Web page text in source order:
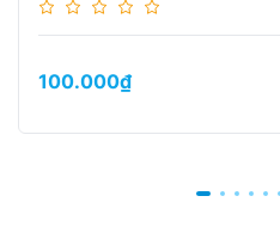
100.000₫